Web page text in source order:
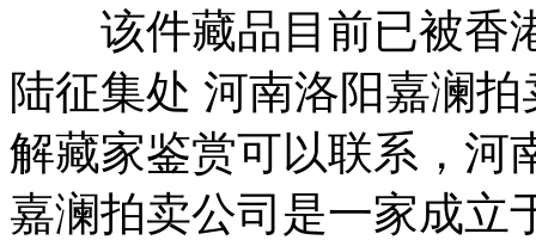
该件藏品目前已被香
陆征集处 河南洛阳嘉澜
解藏家鉴赏可以联系，河
嘉澜拍卖公司是一家成立